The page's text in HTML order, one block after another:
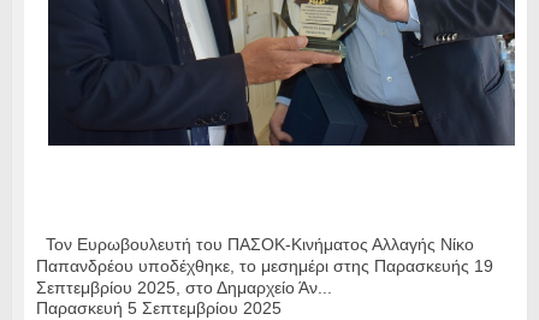
Τον Ευρωβουλευτή του ΠΑΣΟΚ-Κινήματος Αλλαγής Νίκο
Παπανδρέου υποδέχθηκε, το μεσημέρι στης Παρασκευής 19
Σεπτεμβρίου 2025, στο Δημαρχείο Άν...
Παρασκευή 5 Σεπτεμβρίου 2025